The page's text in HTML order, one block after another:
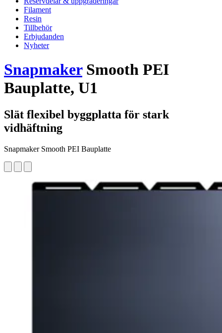
Filament
Resin
Tillbehör
Erbjudanden
Nyheter
SnapmakerSmooth PEI
Bauplatte, U1
Slät flexibel byggplatta för stark
vidhäftning
Snapmaker Smooth PEI Bauplatte